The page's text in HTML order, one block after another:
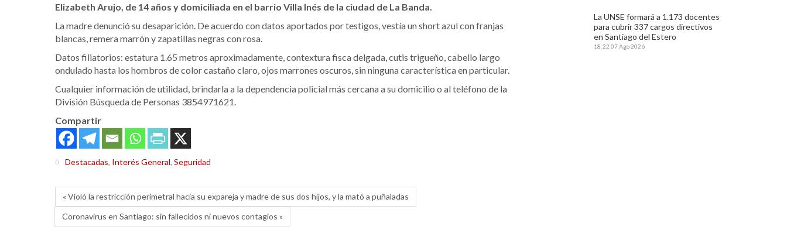
Elizabeth Arujo, de 14 años y domiciliada en el barrio Villa Inés de la ciudad de La Banda.
La madre denunció su desaparición. De acuerdo con datos aportados por testigos, vestía un short azul con franjas
blancas, remera marrón y zapatillas negras con rosa.
Datos filiatorios: estatura 1.65 metros aproximadamente, contextura fisca delgada, cutis trigueño, cabello largo
ondulado hasta los hombros de color castaño claro, ojos marrones oscuros, sin ninguna característica en particular.
Cualquier información de utilidad, brindarla a la dependencia policial más cercana a su domicilio o al teléfono de la
División Búsqueda de Personas 3854971621.
Compartir
Destacadas, Interés General, Seguridad
« Violó la restricción perimetral hacia su expareja y madre de sus dos hijos, y la mató a puñaladas
Coronavirus en Santiago: sin fallecidos ni nuevos contagios »
La UNSE formará a 1.173 docentes
para cubrir 337 cargos directivos
en Santiago del Estero
18:22 07 Ago 2026